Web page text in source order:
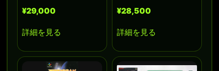
¥29,000
詳細を見る
¥28,500
詳細を見る